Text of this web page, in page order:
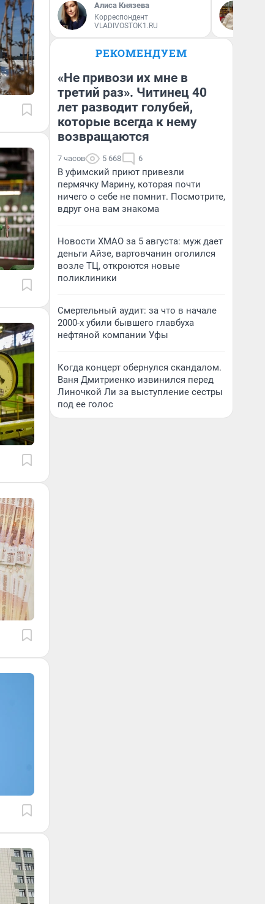
Алиса Князева
Корреспондент
VLADIVOSTOK1.RU
РЕКОМЕНДУЕМ
«Не привози их мне в
третий раз». Читинец 40
лет разводит голубей,
которые всегда к нему
возвращаются
7 часов 5 668 6
В уфимский приют привезли
пермячку Марину, которая почти
ничего о себе не помнит. Посмотрите,
вдруг она вам знакома
Новости ХМАО за 5 августа: муж дает
деньги Айзе, вартовчанин оголился
возле ТЦ, откроются новые
поликлиники
Смертельный аудит: за что в начале
2000-х убили бывшего главбуха
нефтяной компании Уфы
Когда концерт обернулся скандалом.
Ваня Дмитриенко извинился перед
Линочкой Ли за выступление сестры
под ее голос